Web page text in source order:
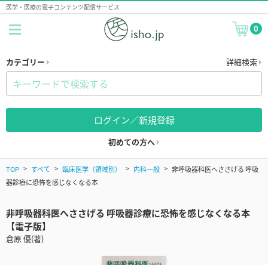
医学・医療の電子コンテンツ配信サービス
0
カテゴリー 詳細検索
ログイン／新規登録
初めての方へ
TOP すべて 臨床医学（領域別） 内科一般
非呼吸器科医へささげる 呼吸
器診療に恐怖を感じなくなる本
非呼吸器科医へささげる 呼吸器診療に恐怖を感じなくなる本
【電子版】
倉原 優(著)